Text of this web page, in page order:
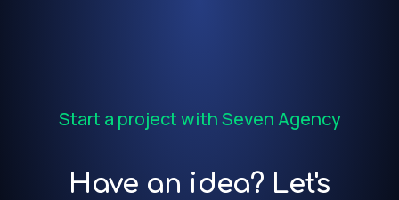
Start a project with Seven Agency
Have an idea? Let's